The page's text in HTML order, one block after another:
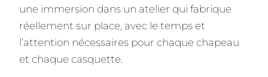
une immersion dans un atelier qui fabrique
réellement sur place, avec le temps et
l’attention nécessaires pour chaque chapeau
et chaque casquette.